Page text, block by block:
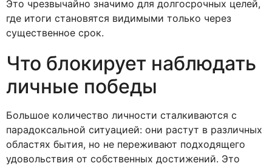
Это чрезвычайно значимо для долгосрочных целей,
где итоги становятся видимыми только через
существенное срок.
Что блокирует наблюдать
личные победы
Большое количество личности сталкиваются с
парадоксальной ситуацией: они растут в различных
областях бытия, но не переживают подходящего
удовольствия от собственных достижений. Это